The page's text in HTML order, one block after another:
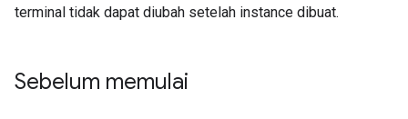
terminal tidak dapat diubah setelah instance dibuat.
Sebelum memulai